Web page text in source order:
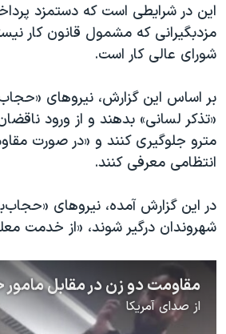
این در شرایطی است که دستمزد
مزدبگیرانی که مشمول قانون کار
شورای عالی کار است.
بر اساس این گزارش، نیروهای
«تذکر لسانی» بدهند و از ورود
مترو جلوگیری کنند و «در صورت
انتظامی معرفی کنند.
در این گزارش آمده، نیروهای
شهروندان درگیر شوند، «از خدمت
از صدای آمریکا